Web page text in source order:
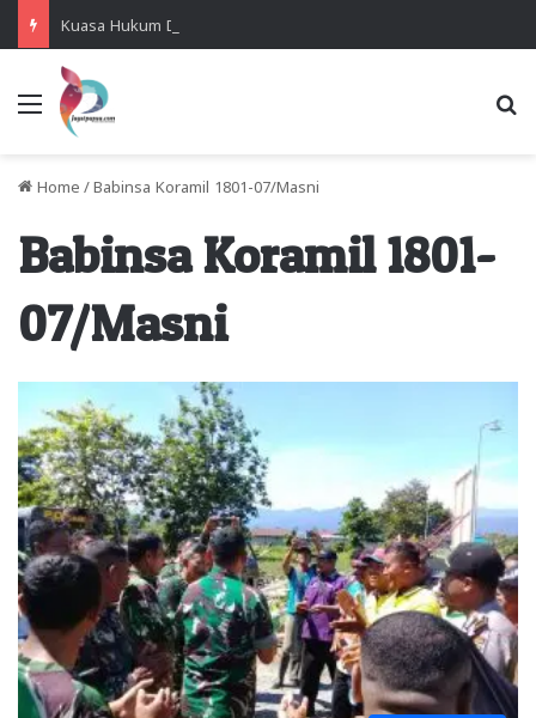
Menu
Home / Babinsa Koramil 1801-07/Masni
Babinsa Koramil 1801-
07/Masni